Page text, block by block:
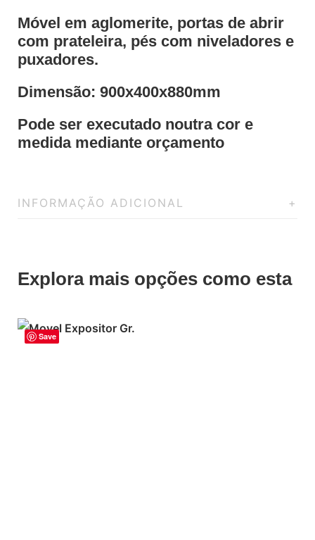
Móvel em aglomerite, portas de abrir
com prateleira, pés com niveladores e
puxadores.
Dimensão: 900x400x880mm
Pode ser executado noutra cor e
medida mediante orçamento
INFORMAÇÃO ADICIONAL
Explora mais opções como esta
Save